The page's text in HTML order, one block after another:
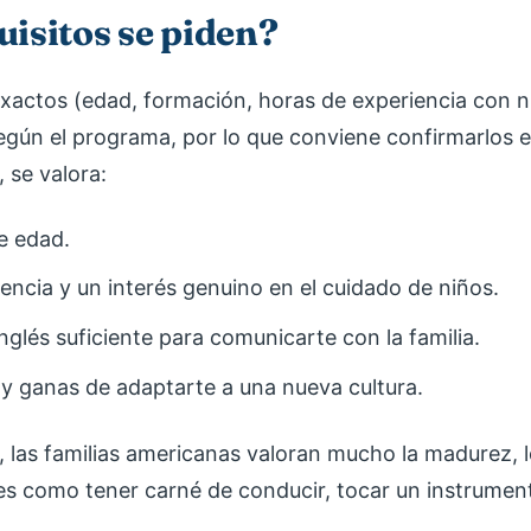
se piden?
(edad, formación, horas de experiencia con
el programa, por lo que conviene confirmarlos
se valora:
edad.
y un interés genuino en el cuidado de niños.
suficiente para comunicarte con la familia.
ganas de adaptarte a una nueva cultura.
las familias americanas valoran mucho la madurez,
como tener carné de conducir, tocar un